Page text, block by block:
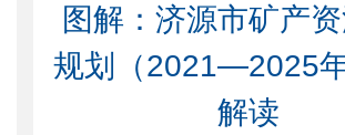
图解：济源市矿产
规划（2021—2025
解读